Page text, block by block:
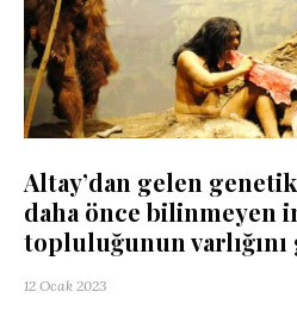
Altay’dan gelen
daha önce bilinmeyen
topluluğunun
12 Ocak 2023